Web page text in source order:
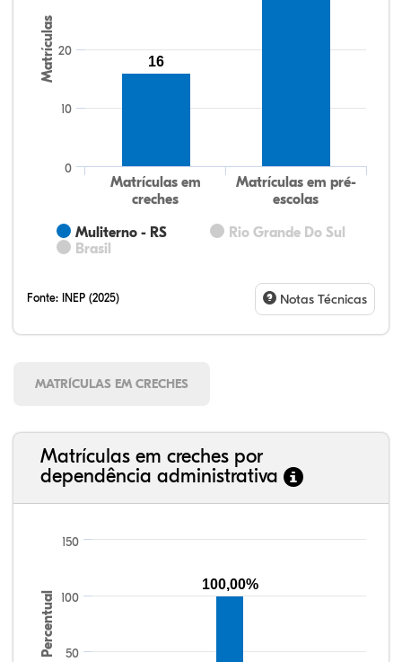
Matrículas
Muliterno - RS
Rio Grande Do Sul
Brasil
Matrículas em
creches
Matrículas em pré-
escolas
0
10
20
16
Fonte: INEP (2025) Notas Técnicas
MATRÍCULAS EM CRECHES
Matrículas em creches por
dependência administrativa
Percentual 50
100
150
100,00%